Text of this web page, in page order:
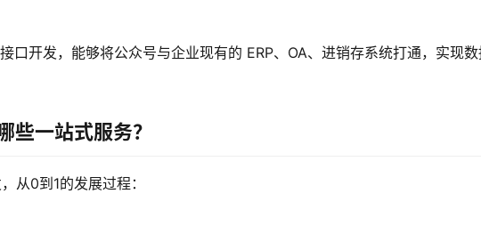
口开发，能够将公众号与企业现有的 ERP、OA、进销存系统打通，实现
些一站式服务？
从0到1的发展过程：